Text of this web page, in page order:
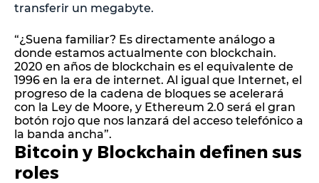
transferir un megabyte.
“¿Suena familiar? Es directamente análogo a
donde estamos actualmente con blockchain.
2020 en años de blockchain es el equivalente de
1996 en la era de internet. Al igual que Internet, el
progreso de la cadena de bloques se acelerará
con la Ley de Moore, y Ethereum 2.0 será el gran
botón rojo que nos lanzará del acceso telefónico a
la banda ancha”.
Bitcoin y Blockchain definen sus
roles